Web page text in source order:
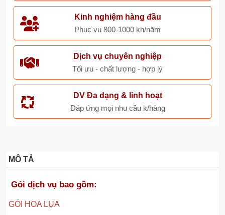
Kinh nghiệm hàng đầu
Phục vụ 800-1000 kh/năm
Dịch vụ chuyên nghiệp
Tối ưu - chất lượng - hợp lý
DV Đa dạng & linh hoạt
Đáp ứng mọi nhu cầu k/hàng
MÔ TẢ
Gói dịch vụ bao gồm:
GÓI HOA LỤA